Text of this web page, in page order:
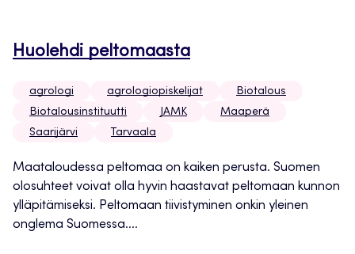
Huolehdi peltomaasta
agrologi agrologiopiskelijat
Biotalous
Biotalousinstituutti
JAMK
Maaperä
Saarijärvi
Tarvaala
Maataloudessa peltomaa on kaiken perusta. Suomen
olosuhteet voivat olla hyvin haastavat peltomaan kunnon
ylläpitämiseksi. Peltomaan tiivistyminen onkin yleinen
onglema Suomessa....